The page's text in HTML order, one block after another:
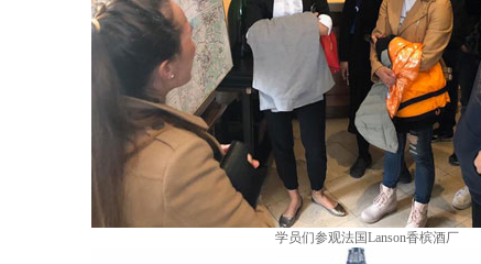
学员们参观法国Lanson香槟酒厂